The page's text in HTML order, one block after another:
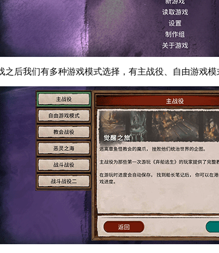
之后我们有多种游戏模式选择，有主战役、自由游戏